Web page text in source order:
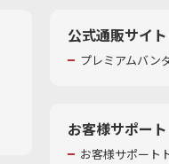
公式通販サイト
プレミアムバン
お客様サポート
お客様サポート